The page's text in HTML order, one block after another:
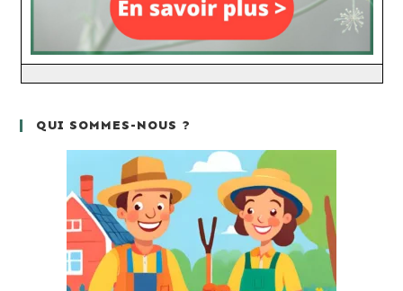
QUI SOMMES-NOUS ?